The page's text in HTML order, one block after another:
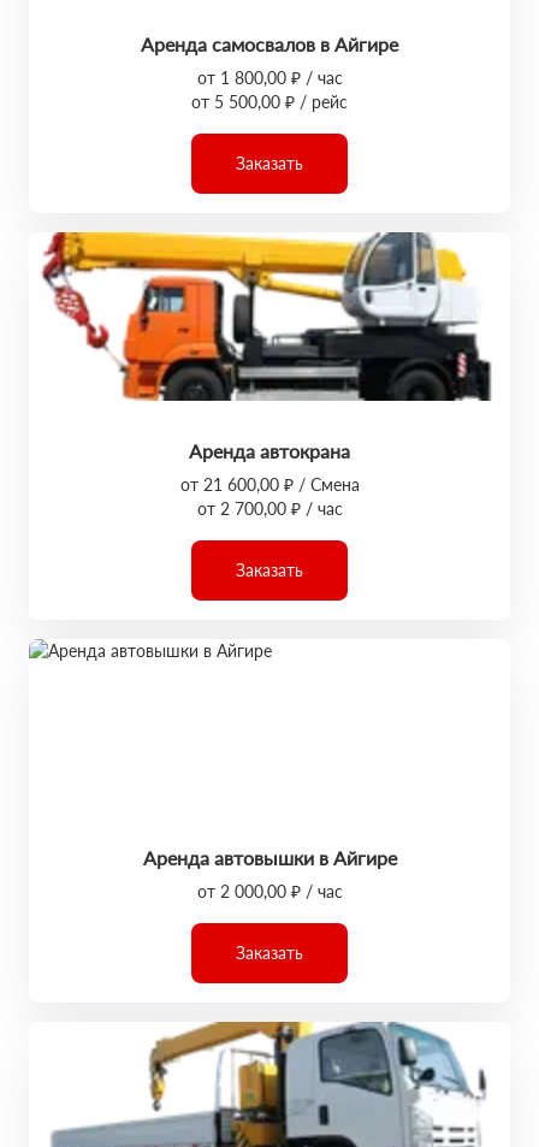
Аренда самосвалов в Айгире
от 1 800,00 ₽ / час
от 5 500,00 ₽ / рейс
Заказать
Аренда автокрана
от 21 600,00 ₽ / Смена
от 2 700,00 ₽ / час
Заказать
Аренда автовышки в Айгире
от 2 000,00 ₽ / час
Заказать